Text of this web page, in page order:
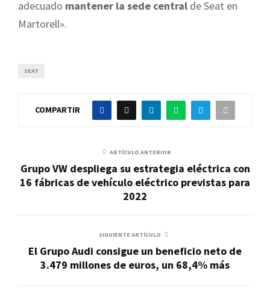
adecuado mantener la sede central de Seat en
Martorell».
SEAT
COMPARTIR
ARTÍCULO ANTERIOR
Grupo VW despliega su estrategia eléctrica con
16 fábricas de vehículo eléctrico previstas para
2022
SIGUIENTE ARTÍCULO
El Grupo Audi consigue un beneficio neto de
3.479 millones de euros, un 68,4% más